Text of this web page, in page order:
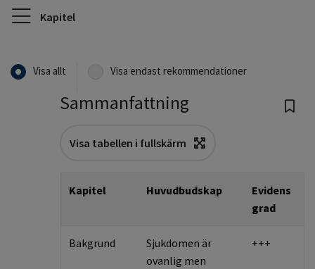
Kapitel
Visa allt Visa endast rekommendationer
Sammanfattning
Visa tabellen i fullskärm
Kapitel Huvudbudskap
Evidens
grad
Bakgrund
Sjukdomen är
ovanlig men
+++